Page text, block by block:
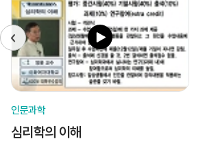
인문과학
심리학의 이해